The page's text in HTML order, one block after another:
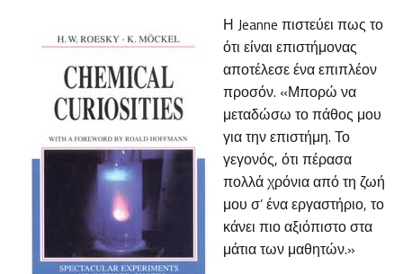
Η Jeanne πιστεύει πως το
ότι είναι επιστήμονας
αποτέλεσε ένα επιπλέον
προσόν. «Μπορώ να
μεταδώσω το πάθος μου
για την επιστήμη. Το
γεγονός, ότι πέρασα
πολλά χρόνια από τη ζωή
μου σ’ ένα εργαστήριο, το
κάνει πιο αξιόπιστο στα
μάτια των μαθητών.»